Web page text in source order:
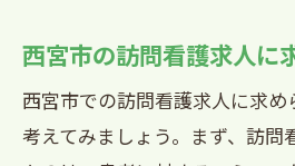
西宮市で訪問看護求
ース
西宮市の訪問看護求人に
西宮市での訪問看護求人に求
考えてみましょう。まず、訪問